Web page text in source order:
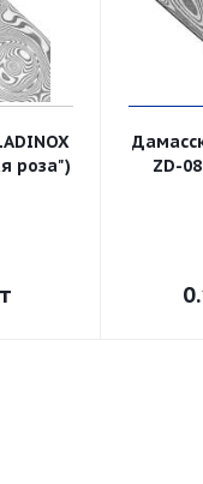
роза")
ZD-